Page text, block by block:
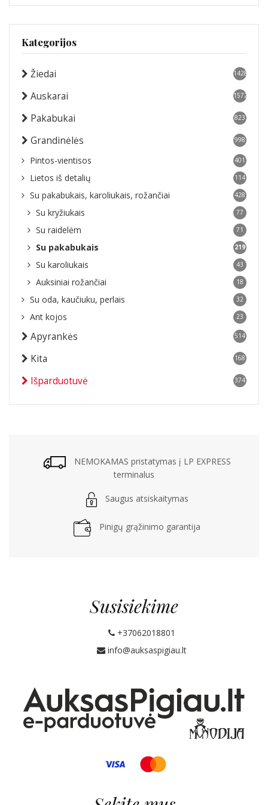
Kategorijos
Žiedai 1428
Auskarai 1572
Pakabukai 823
Grandinėlės 998
Pintos-vientisos 401
Lietos iš detalių 114
Su pakabukais, karoliukais, rožančiai 428
Su kryžiukais 77
Su raidelėm 71
Su pakabukais 219
Su karoliukais 43
Auksiniai rožančiai 18
Su oda, kaučiuku, perlais 32
Ant kojos 23
Apyrankės 514
Kita 168
Išparduotuvė 374
NEMOKAMAS pristatymas į LP EXPRESS
terminalus
Saugus atsiskaitymas
Pinigų grąžinimo garantija
Susisiekime
+37062018801
info@auksaspigiau.lt